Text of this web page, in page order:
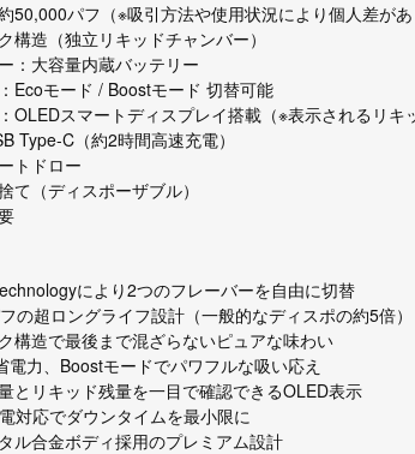
50,000パフ（※吸引方法や使用状況により個人差があ
構造（独立リキッドチャンバー）
：大容量内蔵バッテリー
Ecoモード / Boostモード 切替可能
OLEDスマートディスプレイ搭載（※表示されるリキ
Type-C（約2時間高速充電）
トドロー
て（ディスポーザブル）
により2つのフレーバーを自由に切替
の超ロングライフ設計（一般的なディスポの約5倍）
構造で最後まで混ざらないピュアな味わい
電力、Boostモードでパワフルな吸い応え
とリキッド残量を一目で確認できるOLED表示
対応でダウンタイムを最小限に
ル合金ボディ採用のプレミアム設計